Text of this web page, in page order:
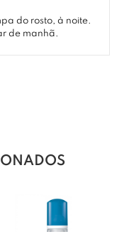
do rosto, à noite.
de manhã.